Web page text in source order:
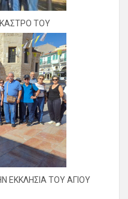
ΤΟΥ
ΕΚΚΛΗΣΙΑ ΤΟΥ ΑΓΙΟΥ